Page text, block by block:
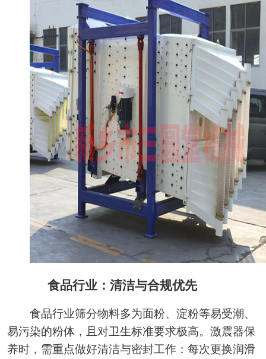
食品行业：清洁与合规优先
食品行业筛分物料多为面粉、淀粉等易受潮、
易污染的粉体，且对卫生标准要求极高。激震器保
养时，需重点做好清洁与密封工作：每次更换润滑